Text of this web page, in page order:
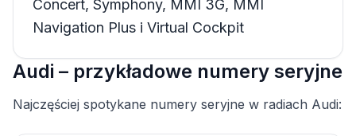
Concert, Symphony, MMI 3G, MMI
Navigation Plus i Virtual Cockpit
Audi – przykładowe numery seryjne
Najczęściej spotykane numery seryjne w radiach Audi: